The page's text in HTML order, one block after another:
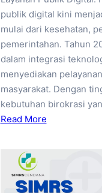
publik digital kini
mulai dari kesehatan,
pemerintahan. Tahun
dalam integrasi
menyediakan
masyarakat. Dengan
kebutuhan birokrasi
Read More